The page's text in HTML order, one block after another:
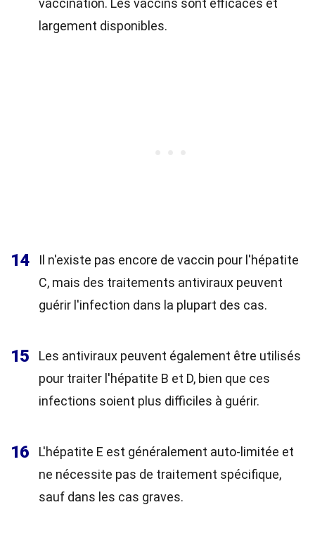
vaccination. Les vaccins sont efficaces et
largement disponibles.
14
Il n'existe pas encore de vaccin pour l'hépatite
C, mais des traitements antiviraux peuvent
guérir l'infection dans la plupart des cas.
15
Les antiviraux peuvent également être utilisés
pour traiter l'hépatite B et D, bien que ces
infections soient plus difficiles à guérir.
16
L'hépatite E est généralement auto-limitée et
ne nécessite pas de traitement spécifique,
sauf dans les cas graves.